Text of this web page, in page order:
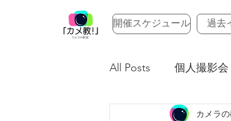
開催スケジュール 過去
All Posts 個人撮影会
カメラ